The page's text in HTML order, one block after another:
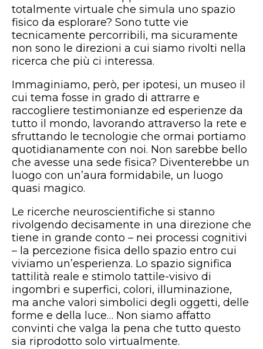
totalmente virtuale che simula uno spazio
fisico da esplorare? Sono tutte vie
tecnicamente percorribili, ma sicuramente
non sono le direzioni a cui siamo rivolti nella
ricerca che più ci interessa.
Immaginiamo, però, per ipotesi, un museo il
cui tema fosse in grado di attrarre e
raccogliere testimonianze ed esperienze da
tutto il mondo, lavorando attraverso la rete e
sfruttando le tecnologie che ormai portiamo
quotidianamente con noi. Non sarebbe bello
che avesse una sede fisica? Diventerebbe un
luogo con un’aura formidabile, un luogo
quasi magico.
Le ricerche neuroscientifiche si stanno
rivolgendo decisamente in una direzione che
tiene in grande conto – nei processi cognitivi
– la percezione fisica dello spazio entro cui
viviamo un’esperienza. Lo spazio significa
tattilità reale e stimolo tattile-visivo di
ingombri e superfici, colori, illuminazione,
ma anche valori simbolici degli oggetti, delle
forme e della luce… Non siamo affatto
convinti che valga la pena che tutto questo
sia riprodotto solo virtualmente.